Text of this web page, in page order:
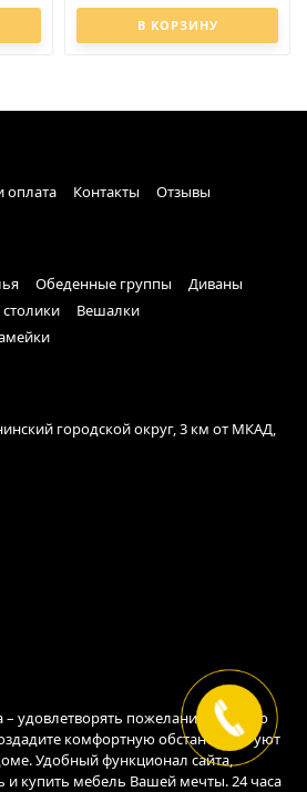
В КОРЗИНУ
оплата Контакты Отзывы
Обеденные группы
Диваны
Вешалки
городской округ, 3 км от МКАД,
удовлетворять пожелания каждого
комфортную обстановку и уют
Удобный функционал сайта,
и купить мебель Вашей мечты. 24 часа